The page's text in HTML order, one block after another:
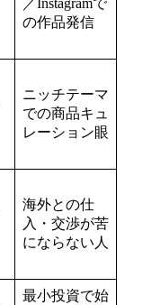
／Instagramで
の作品発信
ニッチテーマ
での商品キュ
レーション眼
海外との仕
入・交渉が苦
にならない人
最小投資で始